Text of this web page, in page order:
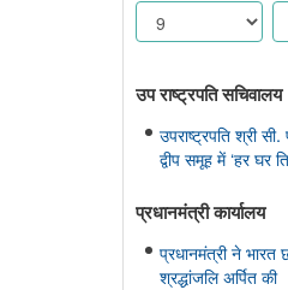
उप राष्ट्रपति सचिवालय
उपराष्ट्रपति श्री
द्वीप समूह में ‘हर घर
प्रधानमंत्री कार्यालय
प्रधानमंत्री ने भारत
श्रद्धांजलि अर्पित की